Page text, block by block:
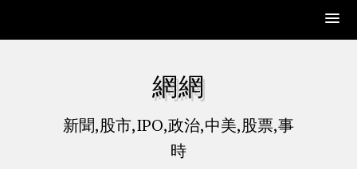
網網
新聞,股市,IPO,政治,中美,股票,事
時